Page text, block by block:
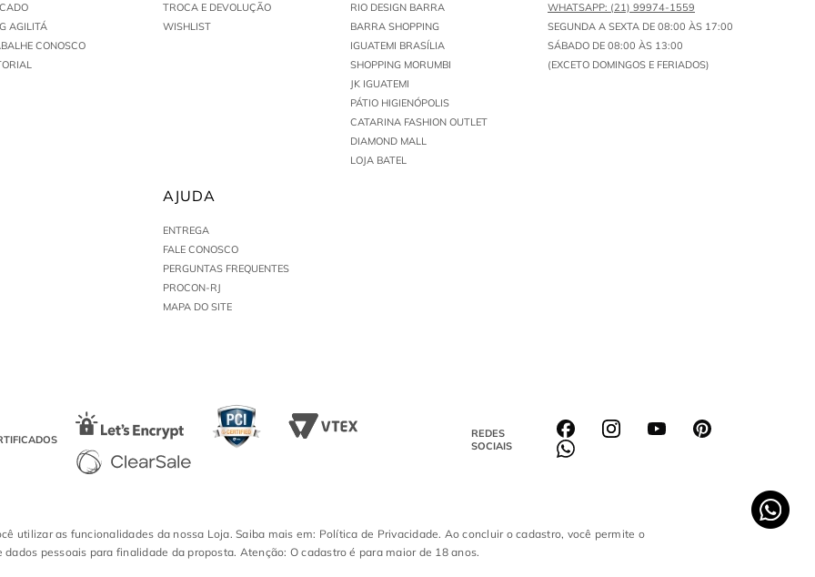
AGILITÁ
CONOSCO
TROCA E DEVOLUÇÃO
WISHLIST
AJUDA
ENTREGA
FALE CONOSCO
PERGUNTAS FREQUENTES
PROCON-RJ
MAPA DO SITE
RIO DESIGN BARRA
BARRA SHOPPING
IGUATEMI BRASÍLIA
SHOPPING MORUMBI
JK IGUATEMI
PÁTIO HIGIENÓPOLIS
CATARINA FASHION OUTLET
DIAMOND MALL
LOJA BATEL
WHATSAPP: (21) 99974-1559
SEGUNDA A SEXTA DE 08:00 ÀS 17:00
SÁBADO DE 08:00 ÀS 13:00
(EXCETO DOMINGOS E FERIADOS)
REDES
SOCIAIS
utilizar as funcionalidades da nossa Loja. Saiba mais em: Política de Privacidade. Ao concluir o cadastro, você permite o
dados pessoais para finalidade da proposta. Atenção: O cadastro é para maior de 18 anos.